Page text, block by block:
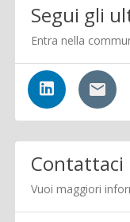
Segui gli
Entra nella
Contattaci
Vuoi maggiori